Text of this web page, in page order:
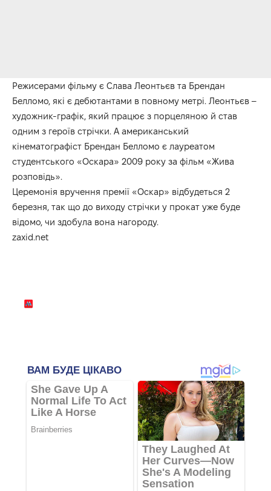
Режисерами фільму є Слава Леонтьєв та Брендан
Белломо, які є дебютантами в повному метрі. Леонтьєв –
художник-графік, який працює з порцеляною й став
одним з героїв стрічки. А американський
кінематографіст Брендан Белломо є лауреатом
студентського «Оскара» 2009 року за фільм «Жива
розповідь».
Церемонія вручення премії «Оскар» відбудеться 2
березня, так що до виходу стрічки у прокат уже буде
відомо, чи здобула вона нагороду.
zaxid.net